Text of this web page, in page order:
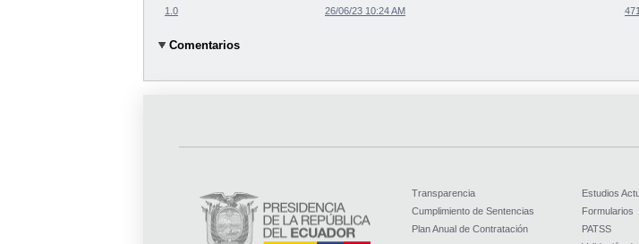
1.0 26/06/23 10:24 AM
Comentarios
Transparencia
Cumplimiento de Sentencias
Plan Anual de Contratación
Estudios
Formularios
PATSS